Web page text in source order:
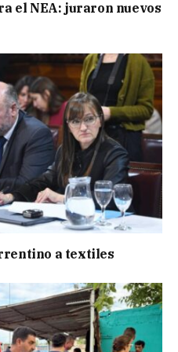
el NEA: juraron nuevos
a textiles